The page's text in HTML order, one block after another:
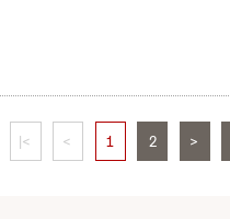
|< < 1 2 >